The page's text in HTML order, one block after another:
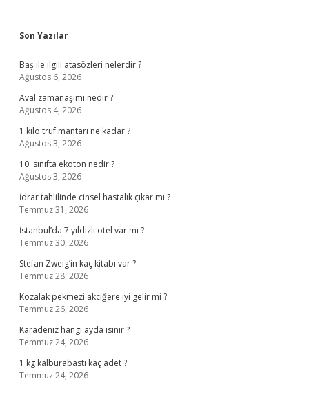
Sidebar
Son Yazılar
Baş ile ilgili atasözleri nelerdir ?
Ağustos 6, 2026
Aval zamanaşımı nedir ?
Ağustos 4, 2026
1 kilo trüf mantarı ne kadar ?
Ağustos 3, 2026
10. sınıfta ekoton nedir ?
Ağustos 3, 2026
İdrar tahlilinde cinsel hastalık çıkar mı ?
Temmuz 31, 2026
İstanbul’da 7 yıldızlı otel var mı ?
Temmuz 30, 2026
Stefan Zweig’in kaç kitabı var ?
Temmuz 28, 2026
Kozalak pekmezi akciğere iyi gelir mi ?
Temmuz 26, 2026
Karadeniz hangi ayda ısınır ?
Temmuz 24, 2026
1 kg kalburabastı kaç adet ?
Temmuz 24, 2026